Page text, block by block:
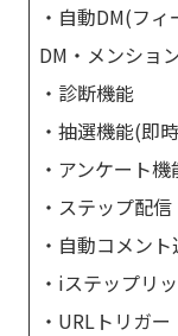
・自動DM(フ
DM・メンショ
・診断機能
・抽選機能(即
・アンケート機
・ステップ配
・自動コメン
・iステップリ
・URLトリガー